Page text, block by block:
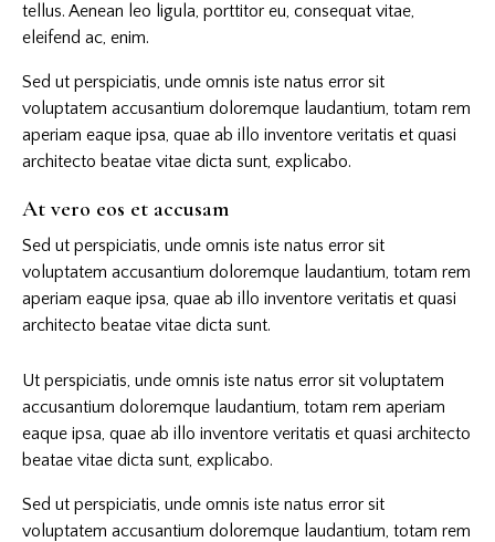
tellus. Aenean leo ligula, porttitor eu, consequat vitae,
eleifend ac, enim.
Sed ut perspiciatis, unde omnis iste natus error sit
voluptatem accusantium doloremque laudantium, totam rem
aperiam eaque ipsa, quae ab illo inventore veritatis et quasi
architecto beatae vitae dicta sunt, explicabo.
At vero eos et accusam
Sed ut perspiciatis, unde omnis iste natus error sit
voluptatem accusantium doloremque laudantium, totam rem
aperiam eaque ipsa, quae ab illo inventore veritatis et quasi
architecto beatae vitae dicta sunt.
Ut perspiciatis, unde omnis iste natus error sit voluptatem
accusantium doloremque laudantium, totam rem aperiam
eaque ipsa, quae ab illo inventore veritatis et quasi architecto
beatae vitae dicta sunt, explicabo.
Sed ut perspiciatis, unde omnis iste natus error sit
voluptatem accusantium doloremque laudantium, totam rem